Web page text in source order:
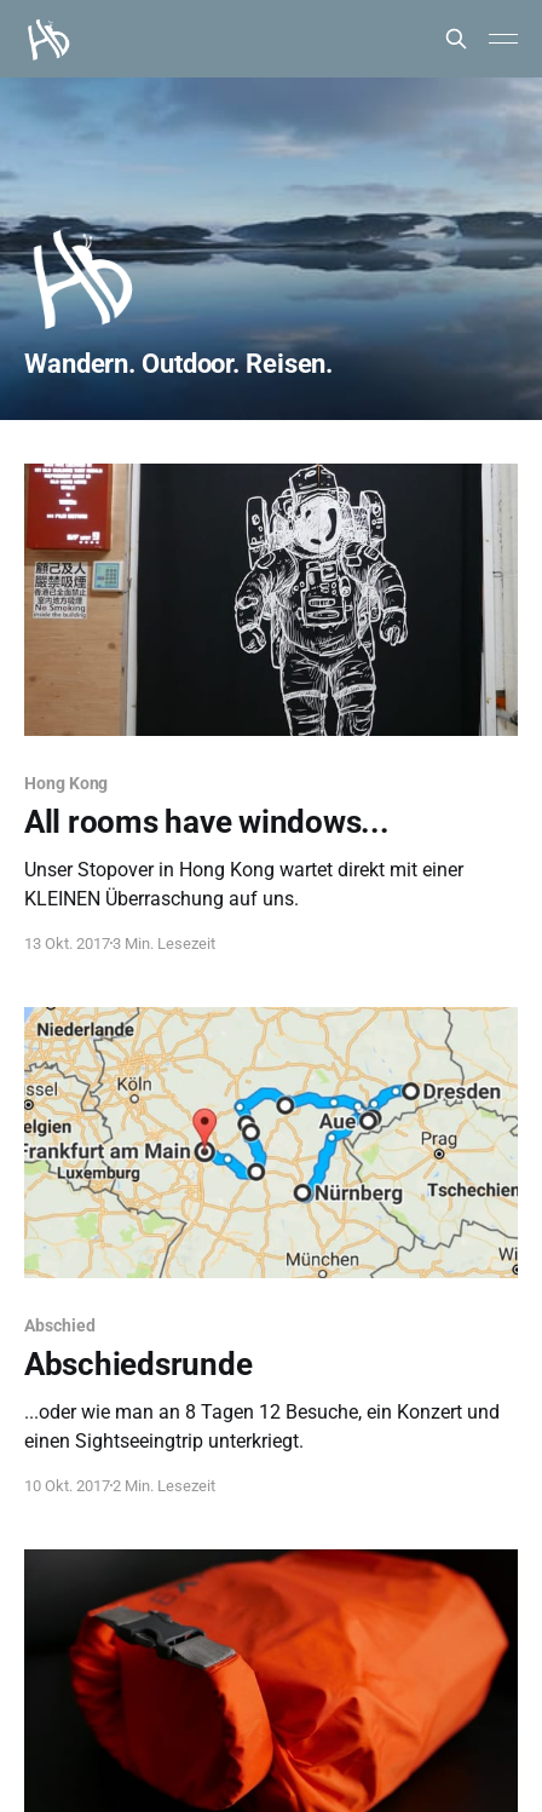
Wandern. Outdoor. Reisen.
Hong Kong
All rooms have windows...
Unser Stopover in Hong Kong wartet direkt mit einer
KLEINEN Überraschung auf uns.
13 Okt. 20173 Min. Lesezeit
Abschied
Abschiedsrunde
...oder wie man an 8 Tagen 12 Besuche, ein Konzert und
einen Sightseeingtrip unterkriegt.
10 Okt. 20172 Min. Lesezeit